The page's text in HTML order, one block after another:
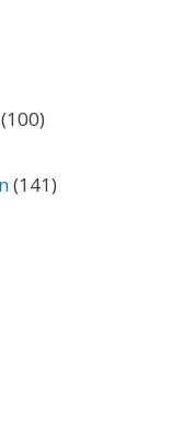
(100)
(141)